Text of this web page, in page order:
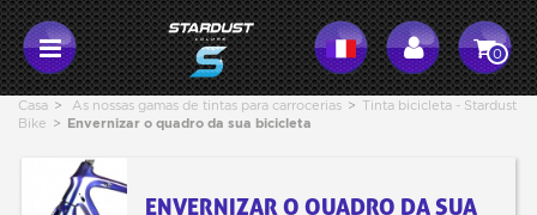
0
Casa > As nossas gamas de tintas para carrocerias > Tinta bicicleta - Stardust
Bike > Envernizar o quadro da sua bicicleta
ENVERNIZAR O QUADRO DA SUA